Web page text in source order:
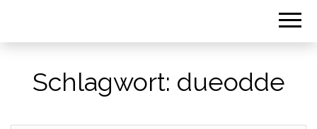
Schlagwort: dueodde